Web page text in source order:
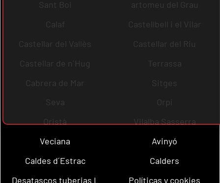
Sant Boi
artomeu del Grau
Calaf
Castellbell i el Vilar
Castellar del Vallès
Castellar del Riu
Castellar de n´Hug
Terrassa
Cabrera de Mar
Sitges
Seva
Orpí
Oristà
Vilalba Sasserra
Veciana
Avinyó
Caldes d´Estrac
Calders
Desatascos tuberias L
Políticas y cookies